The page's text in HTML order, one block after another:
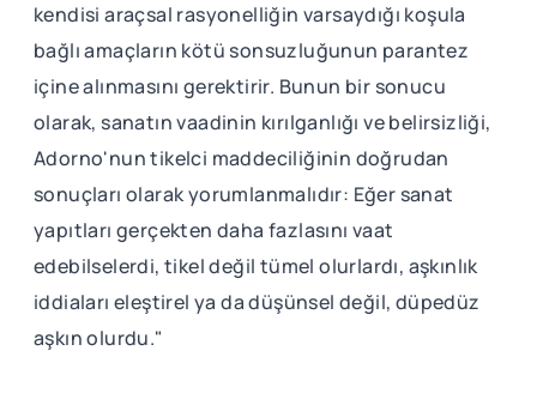
kendisi araçsal rasyonelliğin varsaydığı koşula
bağlı amaçların kötü sonsuzluğunun parantez
içine alınmasını gerektirir. Bunun bir sonucu
olarak, sanatın vaadinin kırılganlığı ve belirsizliği,
Adorno'nun tikelci maddeciliğinin doğrudan
sonuçları olarak yorumlanmalıdır: Eğer sanat
yapıtları gerçekten daha fazlasını vaat
edebilselerdi, tikel değil tümel olurlardı, aşkınlık
iddiaları eleştirel ya da düşünsel değil, düpedüz
aşkın olurdu."